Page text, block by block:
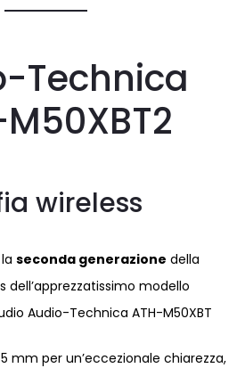
Technica
wireless
seconda generazione della
dell’apprezzatissimo modello
Audio-Technica ATH-M50XBT
mm per un’eccezionale chiarezza,